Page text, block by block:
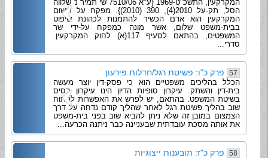
המקרקעין, התשכ"ט-1969 {ע"א 7510/06 שי תמיר נ' שלווה
הסל, תק-על 2010(4), 390 (2010)}. מפקח על רישום
המקרקעין הוא אדם הכשיר להתמנות לכהונת שיפוט
בבית-משפט שלום, אשר מונה כמפקח על-ידי שר
המשפטים, בהתאם לסעיף 117(א) לחוק המקרקעין.
סדרי...
פרק כ"ו: פשיטת רגל/חדלות פירעון
הכלל בהליכים משפטיים הוא כי פסק-דין יוצר מעשה
בית-דין והשתק. עיקרון סופיות הדיון הינו עיקרון בסיס
בשיטת המשפט. בהתאם, יש לפרש את האפשרות לפתוח
שוב בהליך פשיטת רגל לאחר שהליך קודם נדחה על דרך
הצמצום במובן זה שלא ניתן להביא שוב בפני בית-משפט
את אותה מסכת עובדתית שבעניינה כבר ניתנה הכרעה...
פרק כ"ז: תובענות ייצוגיות